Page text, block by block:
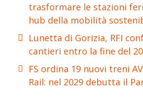
trasformare le stazioni
hub della mobilità
Lunetta di Gorizia, RFI
cantieri entro la fine del
FS ordina 19 nuovi treni
Rail: nel 2029 debutta il